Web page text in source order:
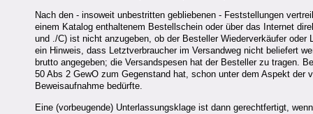
Nach den - insoweit unbestritten gebliebenen - Feststellungen
einem Katalog enthaltenem Bestellschein oder über das Internet
und ./C) ist nicht anzugeben, ob der Besteller Wiederverkäufer
ein Hinweis, dass Letztverbraucher im Versandweg nicht beliefert
brutto angegeben; die Versandspesen hat der Besteller zu tragen.
50 Abs 2 GewO zum Gegenstand hat, schon unter dem Aspekt der
Beweisaufnahme bedürfte.
Eine (vorbeugende) Unterlassungsklage ist dann gerechtfertigt,